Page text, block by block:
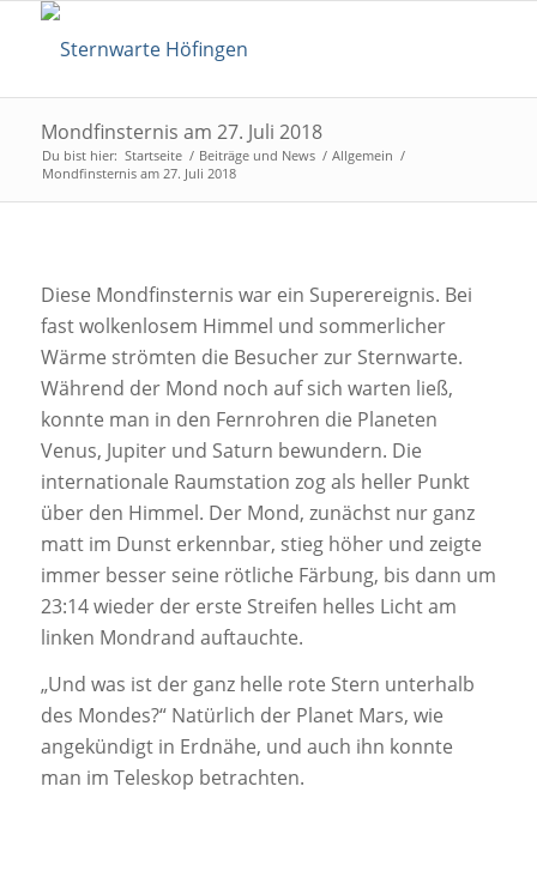
Mondfinsternis am 27. Juli 2018
Du bist hier: Startseite / Beiträge und News / Allgemein /
Mondfinsternis am 27. Juli 2018
Diese Mondfinsternis war ein Superereignis. Bei
fast wolkenlosem Himmel und sommerlicher
Wärme strömten die Besucher zur Sternwarte.
Während der Mond noch auf sich warten ließ,
konnte man in den Fernrohren die Planeten
Venus, Jupiter und Saturn bewundern. Die
internationale Raumstation zog als heller Punkt
über den Himmel. Der Mond, zunächst nur ganz
matt im Dunst erkennbar, stieg höher und zeigte
immer besser seine rötliche Färbung, bis dann um
23:14 wieder der erste Streifen helles Licht am
linken Mondrand auftauchte.
„Und was ist der ganz helle rote Stern unterhalb
des Mondes?“ Natürlich der Planet Mars, wie
angekündigt in Erdnähe, und auch ihn konnte
man im Teleskop betrachten.